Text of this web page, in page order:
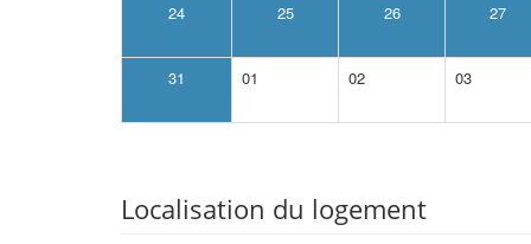
24 25 26 27
31 01 02 03
Localisation du logement